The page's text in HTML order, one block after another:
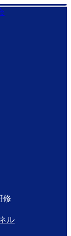
修
ル